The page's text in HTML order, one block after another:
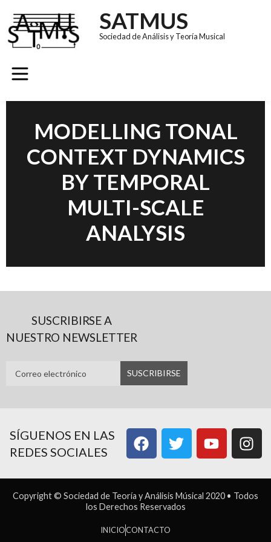
SATMUS
Sociedad de Análisis y Teoría Musical
MODELLING TONAL
CONTEXT DYNAMICS
BY TEMPORAL
MULTI-SCALE
ANALYSIS
SUSCRIBIRSE A
NUESTRO NEWSLETTER
SÍGUENOS EN LAS
REDES SOCIALES
Copyright © Sociedad de Teoría y Análisis Músical 2020 • Todos
los Derechos Reservados
INICIOCONTACTO